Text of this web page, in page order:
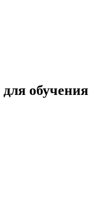
для обучения